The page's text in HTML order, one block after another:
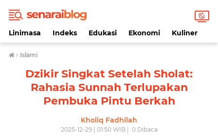
Linimasa Indeks Edukasi Ekonomi Kuliner
› Islami
Dzikir Singkat Setelah Sholat:
Rahasia Sunnah Terlupakan
Pembuka Pintu Berkah
Kholiq Fadhilah
2025-12-29 | 01:50 WIB | 0Dibaca